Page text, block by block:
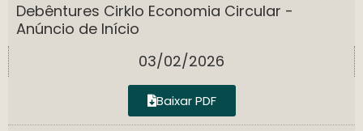
Debêntures Cirklo Economia Circular -
Anúncio de Início
03/02/2026
Baixar PDF